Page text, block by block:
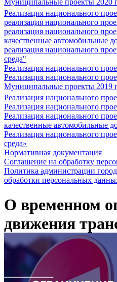
Муниципальные проекты 2020
Реализация национального
реализация национального
реализация национального
качественные автомобильные
реализация национального
среда"
Реализация национального
Реализация национального
Муниципальные проекты 2019
Реализация национального
Реализация национального
Реализация национального
качественные автомобильные
Реализация национального
среда»
Нормативная документация
Соглашение на обработку
Политика администрации
обработки персональных
О временном
движения